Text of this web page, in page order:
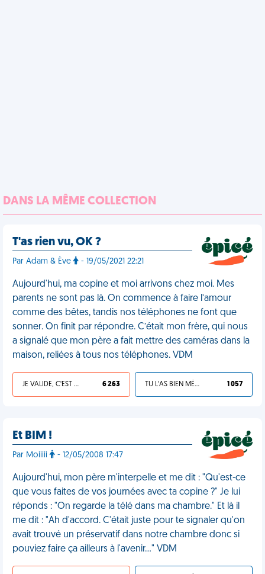
DANS LA MÊME COLLECTION
T'as rien vu, OK ?
Par Adam & Ève - 19/05/2021 22:21
Aujourd'hui, ma copine et moi arrivons chez moi. Mes
parents ne sont pas là. On commence à faire l’amour
comme des bêtes, tandis nos téléphones ne font que
sonner. On finit par répondre. C’était mon frère, qui nous
a signalé que mon père a fait mettre des caméras dans la
maison, reliées à tous nos téléphones. VDM
JE VALIDE, C'EST UNE VDM 6 263 TU L'AS BIEN MÉRITÉ 1 057
Et BIM !
Par Moiiiii - 12/05/2008 17:47
Aujourd'hui, mon père m'interpelle et me dit : "Qu'est-ce
que vous faites de vos journées avec ta copine ?" Je lui
réponds : "On regarde la télé dans ma chambre." Et là il
me dit : "Ah d'accord. C'était juste pour te signaler qu'on
avait trouvé un préservatif dans notre chambre donc si
pouviez faire ça ailleurs à l'avenir…" VDM